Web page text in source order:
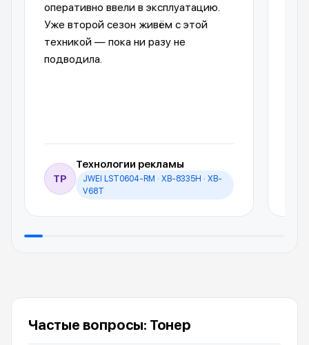
оперативно ввели в эксплуатацию.
Уже второй сезон живём с этой
техникой — пока ни разу не
подводила.
ТР
Технологии рекламы
JWEI LST0604-RM · XB-8335H · XB-
V68T
Частые вопросы: Тонер